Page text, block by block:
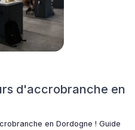
d'accrobranche en
en Dordogne ! Guide